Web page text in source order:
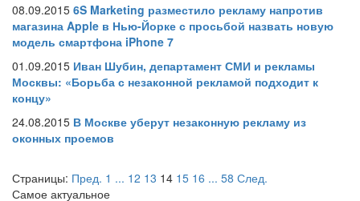
08.09.2015 6S Marketing разместило рекламу напротив
магазина Apple в Нью-Йорке с просьбой назвать новую
модель смартфона iPhone 7
01.09.2015 Иван Шубин, департамент СМИ и рекламы
Москвы: «Борьба с незаконной рекламой подходит к
концу»
24.08.2015 В Москве уберут незаконную рекламу из
оконных проемов
Страницы: Пред. 1 ... 12 13 14 15 16 ... 58 След.
Самое актуальное